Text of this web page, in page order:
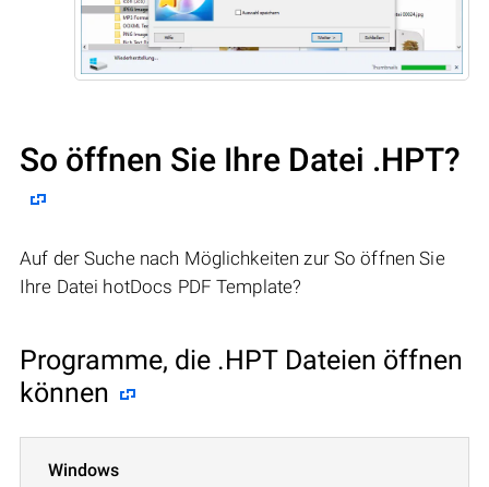
So öffnen Sie Ihre Datei .HPT?
Auf der Suche nach Möglichkeiten zur So öffnen Sie
Ihre Datei hotDocs PDF Template?
Programme, die .HPT Dateien öffnen
können
Windows